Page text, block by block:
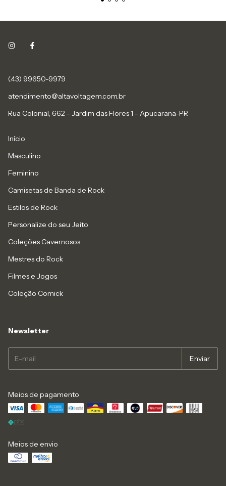
(43) 99650-9979
atendimento@altavoltagem.com.br
Rua Colonial, 662 - Jardim das Flores 1 - Apucarana-PR
Início
Masculino
Feminino
Camisetas de Banda de Rock
Estilos de Rock
Personalize do seu Jeito
Coleções Cavernosos
Mestres do Rock
Filmes e Jogos
Coleção Comick
Newsletter
Meios de pagamento
Meios de envio